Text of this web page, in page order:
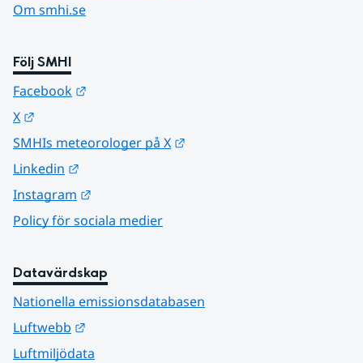
Om smhi.se
Följ SMHI
Facebook
X
SMHIs meteorologer på X
Linkedin
Instagram
Policy för sociala medier
Datavärdskap
Nationella emissionsdatabasen
Luftwebb
Luftmiljödata